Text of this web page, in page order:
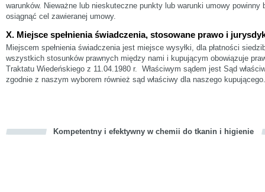
warunków. Nieważne lub nieskuteczne punkty lub warunki umowy
osiągnąć cel zawieranej umowy.
X. Miejsce spełnienia świadczenia, stosowane prawo i
Miejscem spełnienia świadczenia jest miejsce wysyłki, dla płatności
wszystkich stosunków prawnych między nami i kupującym obowiązuje
Traktatu Wiedeńskiego z 11.04.1980 r. Właściwym sądem jest Sąd
zgodnie z naszym wyborem również sąd właściwy dla naszego kupującego.
Kompetentny i efektywny w chemii do tkanin i higienie